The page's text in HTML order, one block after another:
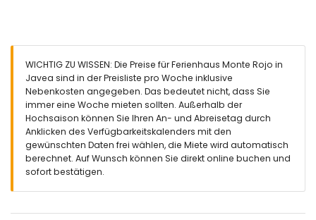
Eingezäuntes Grundstück
Garten mit Kies, Bäumen und Gartenmöbeln mit
Sonnenliegen
2 Terrassen, davon 1 überdacht
Grill
Sitzbereich im Freien und Essbereich im Freien
Gemeinschaftlicher Parkplatz
Weitere Informationen
Nächster Ort: Jávea (innerhalb von 10 Kilometern von der
Unterkunft)
WICHTIG ZU WISSEN: Die Preise für Ferienhaus Monte Rojo in
Javea sind in der Preisliste pro Woche inklusive
Nebenkosten angegeben. Das bedeutet nicht, dass Sie
immer eine Woche mieten sollten. Außerhalb der
Hochsaison können Sie Ihren An- und Abreisetag durch
Anklicken des Verfügbarkeitskalenders mit den
gewünschten Daten frei wählen, die Miete wird automatisch
berechnet. Auf Wunsch können Sie direkt online buchen und
sofort bestätigen.